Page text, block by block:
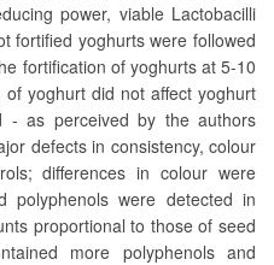
power, viable Lactobacilli
fortified yoghurts were followed
fortification of yoghurts at 5-10
yoghurt did not affect yoghurt
- as perceived by the authors
defects in consistency, colour
differences in colour were
polyphenols were detected in
proportional to those of seed
more polyphenols and